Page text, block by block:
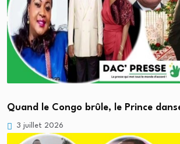
Quand le Congo brûle, le Prince
3 juillet 2026